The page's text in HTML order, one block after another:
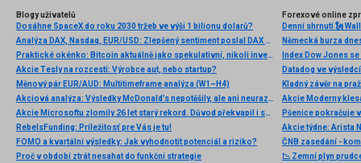
Blogy uživatelů
Dosáhne SpaceX do roku 2030 tržeb ve výši 1 bilionu dolarů?
Analýza DAX, Nasdaq, EUR/USD: Zlepšený sentiment poslal DAX na nová maxima
Praktické okénko: Bitcoin aktuálně jako spekulativní, nikoli investiční aktivum
Akcie Tesly na rozcestí: Výrobce aut, nebo startup?
Měnový pár EUR/AUD: Multitimeframe analýza (W1–H4)
Akciová analýza: Výsledky McDonald’s nepotěšily, ale ani neurazily. Jakou vizi společnost prezentovala?
Akcie Microsoftu zlomily 26 let starý rekord. Důvod překvapil i samotné investory
RebelsFunding: Príležitosť pre Vás je tu!
FOMO a kvartální výsledky: Jak vyhodnotit potenciál a riziko?
Proč v období ztrát nesahat do funkční strategie
Forexové online
Index Dow Jones
Kladný závěr na
ČNB zasedání -
📉 Zemní plyn